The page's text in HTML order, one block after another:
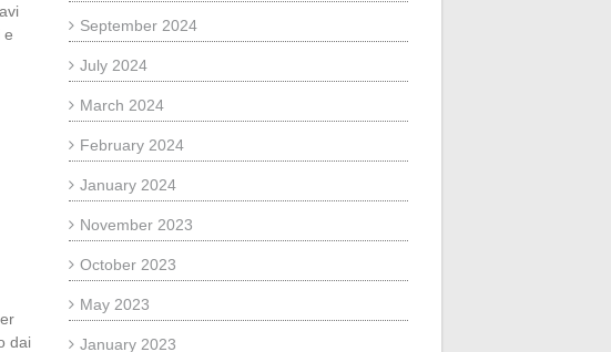
e
dai
September 2024
July 2024
March 2024
February 2024
January 2024
November 2023
October 2023
May 2023
January 2023